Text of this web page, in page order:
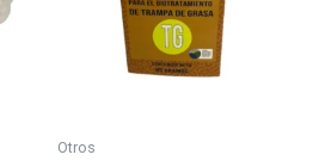
Otros